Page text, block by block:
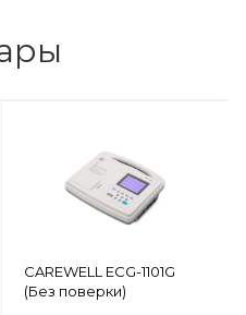
CAREWELL ECG-1101G
(Без поверки)